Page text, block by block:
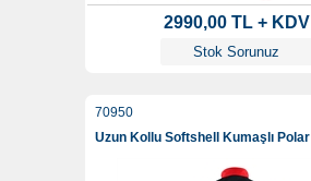
2990,00 TL + KDV
Stok Sorunuz
70950
Uzun Kollu Softshell Kumaşlı Polar